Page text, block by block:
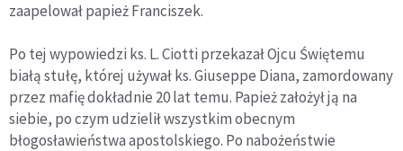
zaapelował papież Franciszek.
Po tej wypowiedzi ks. L. Ciotti przekazał Ojcu Świętemu
białą stułę, której używał ks. Giuseppe Diana, zamordowany
przez mafię dokładnie 20 lat temu. Papież założył ją na
siebie, po czym udzielił wszystkim obecnym
błogosławieństwa apostolskiego. Po nabożeństwie